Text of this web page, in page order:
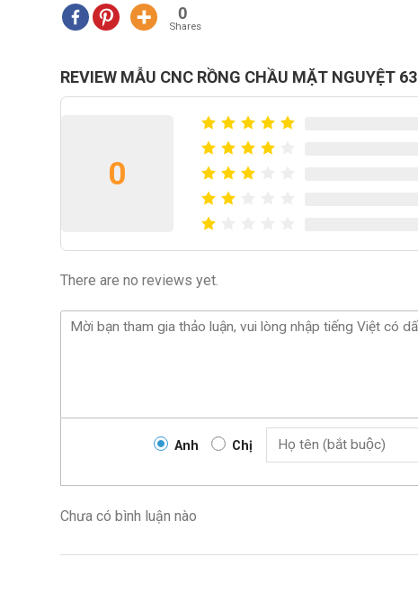
0
Shares
REVIEW MẪU CNC RỒNG CHẦU MẶT NGUYỆT 63
0
There are no reviews yet.
Anh Chị
Chưa có bình luận nào